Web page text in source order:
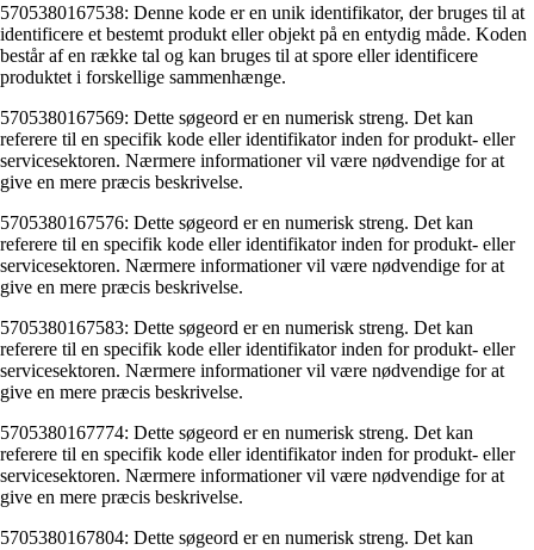
5705380167538: Denne kode er en unik identifikator, der bruges til at
identificere et bestemt produkt eller objekt på en entydig måde. Koden
består af en række tal og kan bruges til at spore eller identificere
produktet i forskellige sammenhænge.
5705380167569: Dette søgeord er en numerisk streng. Det kan
referere til en specifik kode eller identifikator inden for produkt- eller
servicesektoren. Nærmere informationer vil være nødvendige for at
give en mere præcis beskrivelse.
5705380167576: Dette søgeord er en numerisk streng. Det kan
referere til en specifik kode eller identifikator inden for produkt- eller
servicesektoren. Nærmere informationer vil være nødvendige for at
give en mere præcis beskrivelse.
5705380167583: Dette søgeord er en numerisk streng. Det kan
referere til en specifik kode eller identifikator inden for produkt- eller
servicesektoren. Nærmere informationer vil være nødvendige for at
give en mere præcis beskrivelse.
5705380167774: Dette søgeord er en numerisk streng. Det kan
referere til en specifik kode eller identifikator inden for produkt- eller
servicesektoren. Nærmere informationer vil være nødvendige for at
give en mere præcis beskrivelse.
5705380167804: Dette søgeord er en numerisk streng. Det kan